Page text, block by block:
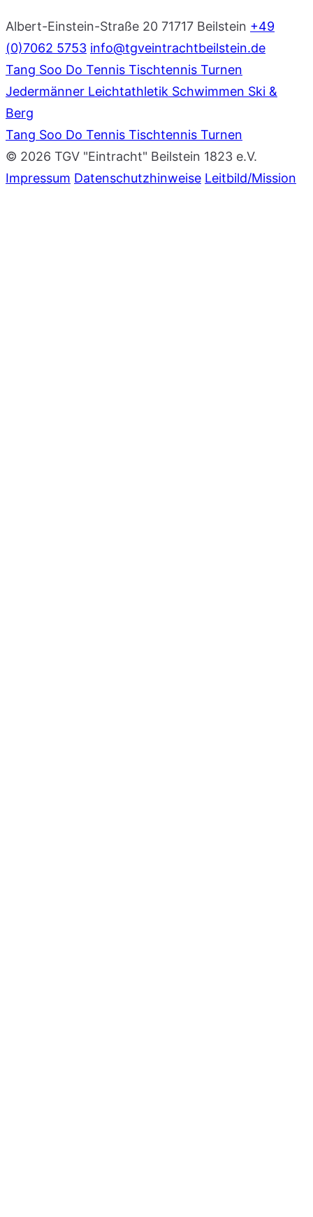
Albert-Einstein-Straße 20 71717 Beilstein +49
(0)7062 5753 info@tgveintrachtbeilstein.de
Tang Soo Do Tennis Tischtennis Turnen
Jedermänner Leichtathletik Schwimmen Ski &
Berg
Tang Soo Do Tennis Tischtennis Turnen
© 2026 TGV "Eintracht" Beilstein 1823 e.V.
Impressum Datenschutzhinweise Leitbild/Mission